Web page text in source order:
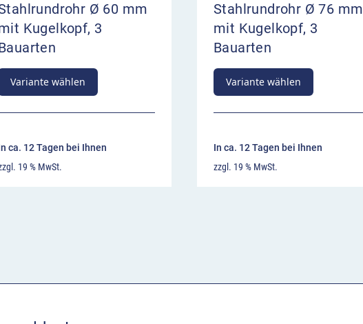
Ø 60 mm
Kugelkopf, 3
Variante wählen
ca. 12 Tagen bei Ihnen
19 % MwSt.
Stahlrundrohr Ø 76 mm
mit Kugelkopf, 3
Bauarten
Variante wählen
In ca. 12 Tagen bei Ihnen
zzgl. 19 % MwSt.